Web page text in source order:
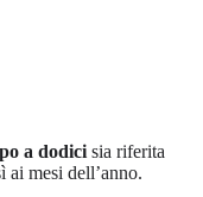
a dodici sia riferita
ai mesi dell’anno.